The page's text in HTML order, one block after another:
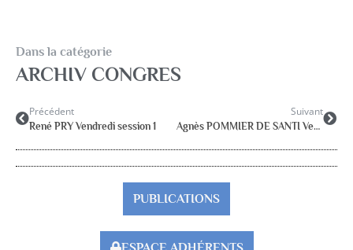
Dans la catégorie
ARCHIV CONGRES
Précédent
René PRY Vendredi session 1
Suivant
Agnès POMMIER DE SANTI Vendredi session 1
PUBLICATIONS